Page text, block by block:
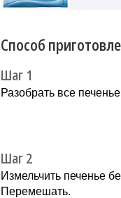
Способ
Шаг 1
Разобрать все
Шаг 2
Измельчить печенье
Перемешать.